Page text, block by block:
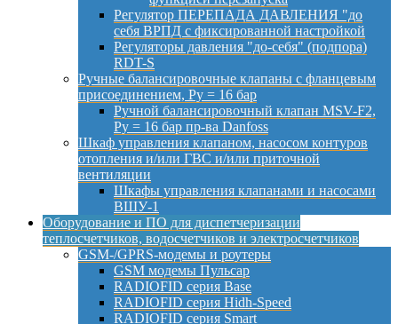
Регулятор ПЕРЕПАДА ДАВЛЕНИЯ "до
себя ВРПД с фиксированной настройкой
Регуляторы давления "до-себя" (подпора)
RDT-S
Ручные балансировочные клапаны с фланцевым
присоединением, Py = 16 бар
Ручной балансировочный клапан MSV-F2,
Py = 16 бар пр-ва Danfoss
Шкаф управления клапаном, насосом контуров
отопления и/или ГВС и/или приточной
вентиляции
Шкафы управления клапанами и насосами
ВШУ-1
Оборудование и ПО для диспетчеризации
теплосчетчиков, водосчетчиков и электросчетчиков
GSM-/GPRS-модемы и роутеры
GSM модемы Пульсар
RADIOFID серия Base
RADIOFID серия Hidh-Speed
RADIOFID серия Smart